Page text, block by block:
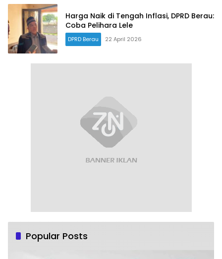
Harga Naik di Tengah Inflasi, DPRD Berau:
Coba Pelihara Lele
DPRD Berau 22 April 2026
Popular Posts